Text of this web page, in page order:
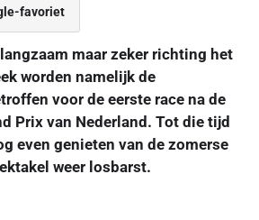
favoriet
maar zeker richting het
worden namelijk de
voor de eerste race na de
Prix van Nederland. Tot die tijd
even genieten van de zomerse
weer losbarst.